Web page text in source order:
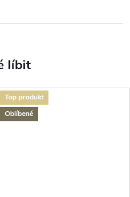
Top produkt
Oblíbené